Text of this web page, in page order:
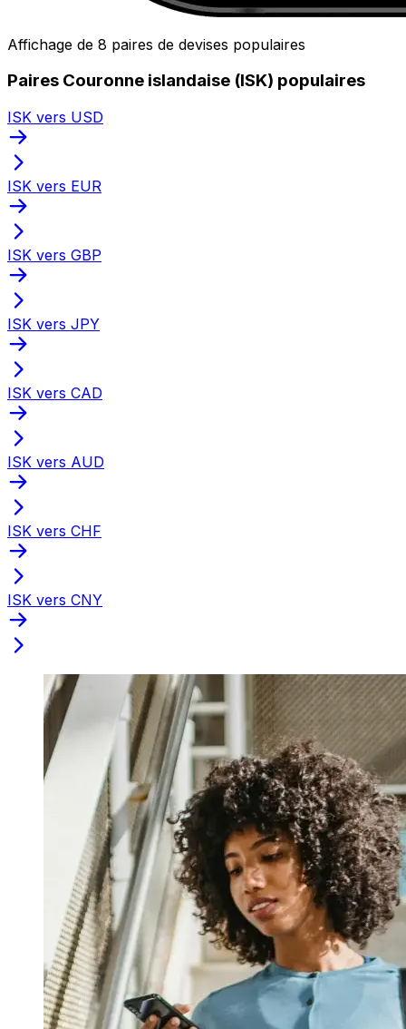
Affichage de 8 paires de devises populaires
Paires Couronne islandaise (ISK) populaires
ISK vers USD
ISK vers EUR
ISK vers GBP
ISK vers JPY
ISK vers CAD
ISK vers AUD
ISK vers CHF
ISK vers CNY